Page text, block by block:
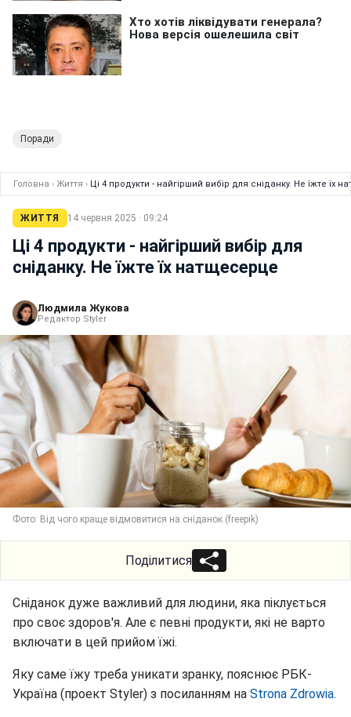
Поради
Головна › Життя › Ці 4 продукти - найгірший вибір для сніданку. Не їжте їх
ЖИТТЯ 14 червня 2025 · 09:24
Ці 4 продукти - найгірший вибір для
сніданку. Не їжте їх натщесерце
Людмила Жукова
Редактор Styler
Фото: Від чого краще відмовитися на сніданок (freepik)
Поділитися
Сніданок дуже важливий для людини, яка піклується
про своє здоров'я. Але є певні продукти, які не варто
включати в цей прийом їжі.
Яку саме їжу треба уникати зранку, пояснює РБК-
Україна (проект Styler) з посиланням на Strona Zdrowia.